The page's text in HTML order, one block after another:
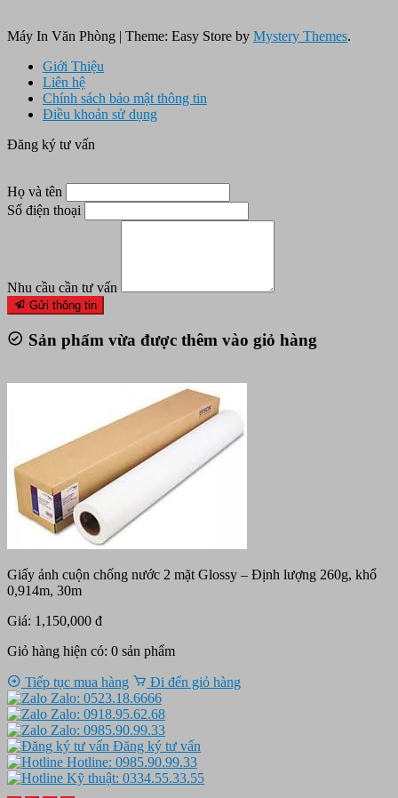
Máy In Văn Phòng | Theme: Easy Store by Mystery Themes.
Giới Thiệu
Liên hệ
Chính sách bảo mật thông tin
Điều khoản sử dụng
Đăng ký tư vấn
Họ và tên
Số điện thoại
Nhu cầu cần tư vấn
Gửi thông tin
Sản phẩm vừa được thêm vào giỏ hàng
Giấy ảnh cuộn chống nước 2 mặt Glossy – Định lượng 260g, khổ
0,914m, 30m
Giá: 1,150,000 đ
Giỏ hàng hiện có: 0 sản phẩm
Tiếp tục mua hàng
Đi đến giỏ hàng
Zalo: 0523.18.6666
Zalo: 0918.95.62.68
Zalo: 0985.90.99.33
Đăng ký tư vấn
Hotline: 0985.90.99.33
Kỹ thuật: 0334.55.33.55